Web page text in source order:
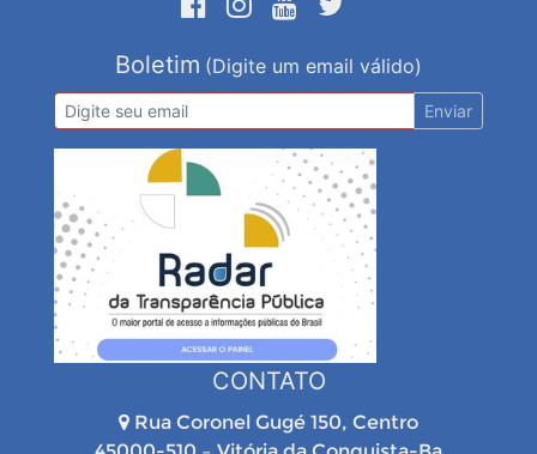
Boletim (Digite um email válido)
Enviar
CONTATO
Rua Coronel Gugé 150, Centro